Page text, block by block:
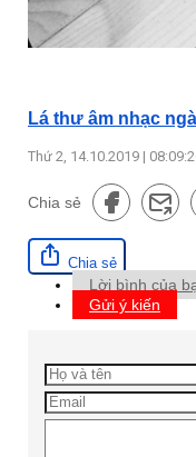
Lá thư âm nhạc
Thứ 2, 14.10.2019 |
Chia sẻ
Chia sẻ
Lời bình của
Gửi ý kiến